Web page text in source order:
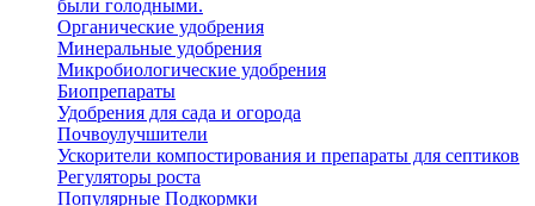
были голодными.
Органические удобрения
Минеральные удобрения
Микробиологические удобрения
Биопрепараты
Удобрения для сада и огорода
Почвоулучшители
Ускорители компостирования и препараты для септиков
Регуляторы роста
Популярные Подкормки